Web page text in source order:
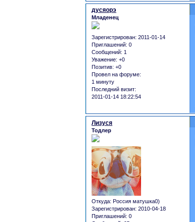
дусяорэ
Младенец
Зарегистрирован: 2011-01-14
Приглашений: 0
Сообщений: 1
Уважение: +0
Позитив: +0
Провел на форуме:
1 минуту
Последний визит:
2011-01-14 18:22:54
Лизуся
Тодлер
Откуда: Россия матушка0)
Зарегистрирован: 2010-04-18
Приглашений: 0